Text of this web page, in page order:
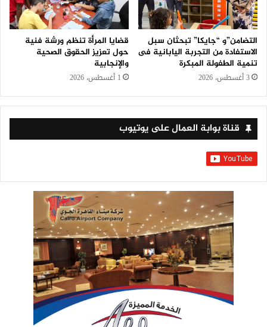
التضامن”و “جايكا” تبحثان سبل
الاستفادة من التجربة اليابانية فى
تنمية الطفولة المبكرة
3 أغسطس، 2026
قضايا المرأة تنظم ورشة فنية
حول تعزيز الحقوق الصحية
والإنجابية
1 أغسطس، 2026
قناة بوابة العمال على يوتيوب